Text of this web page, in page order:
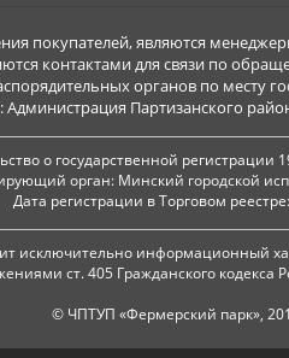
покупателей, являются
контактами для связи по
органов по месту
Партизанского
о государственной регистрации
орган: Минский городской
Дата регистрации в Торговом
информационный
ст. 405 Гражданского кодекса
© ЧПТУП «Фермерский парк»,